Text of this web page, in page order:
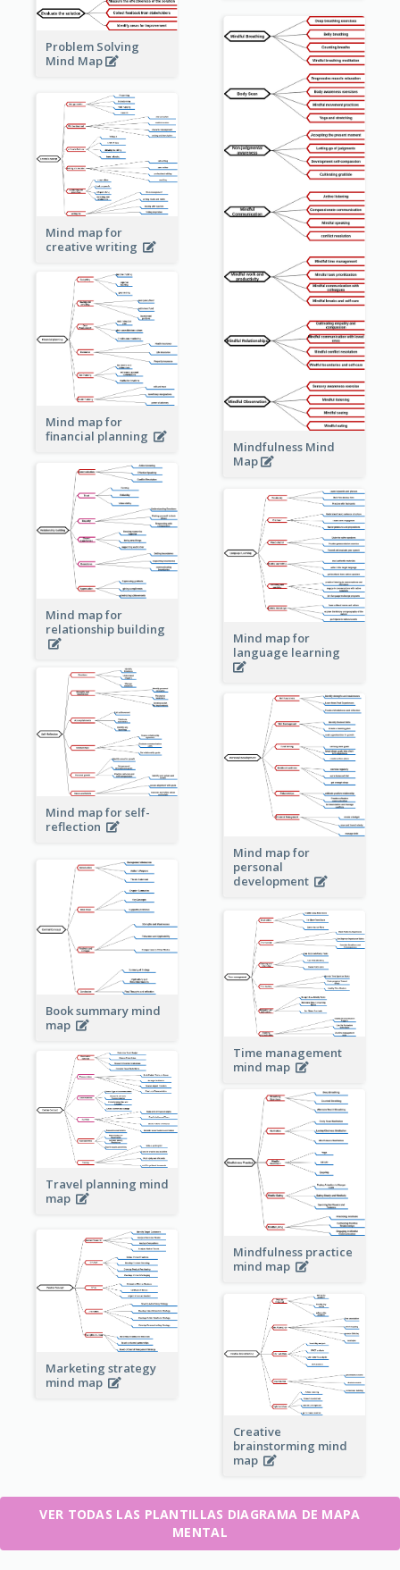
Problem Solving
Mind Map
Mindfulness Mind
Map
Mind map for
creative writing
Mind map for
financial planning
Mind map for
relationship building
Mind map for
language learning
Mind map for self-
reflection
Mind map for
personal
development
Book summary mind
map
Time management
mind map
Travel planning mind
map
Mindfulness practice
mind map
Marketing strategy
mind map
Creative
brainstorming mind
map
VER TODAS LAS PLANTILLAS DIAGRAMA DE MAPA
MENTAL